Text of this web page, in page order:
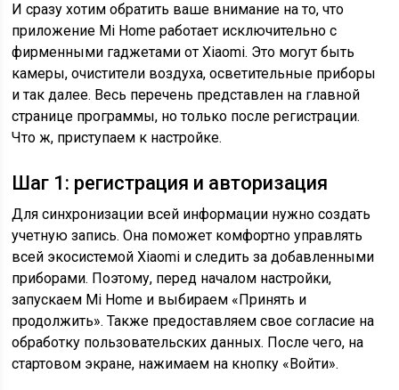
И сразу хотим обратить ваше внимание на то, что
приложение Mi Home работает исключительно с
фирменными гаджетами от Xiaomi. Это могут быть
камеры, очистители воздуха, осветительные приборы
и так далее. Весь перечень представлен на главной
странице программы, но только после регистрации.
Что ж, приступаем к настройке.
Шаг 1: регистрация и авторизация
Для синхронизации всей информации нужно создать
учетную запись. Она поможет комфортно управлять
всей экосистемой Xiaomi и следить за добавленными
приборами. Поэтому, перед началом настройки,
запускаем Mi Home и выбираем «Принять и
продолжить». Также предоставляем свое согласие на
обработку пользовательских данных. После чего, на
стартовом экране, нажимаем на кнопку «Войти».